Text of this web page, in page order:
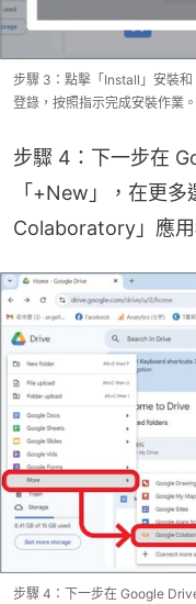
步驟 3：點擊「Install」安裝
登錄，按照指示完成安裝作業
步驟 4：下一步在
「+New」，在更
Colaboratory」應用
步驟 4：下一步在 Google